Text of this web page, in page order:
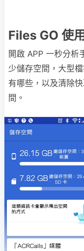
Files GO 使
開啟 APP 一秒分析
少儲存空間，大型
有哪些，以及清除
間。